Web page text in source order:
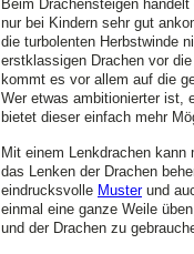
Beim Drachensteigen
nur bei Kindern sehr gut
die turbolenten Herbstwinde
erstklassigen Drachen vor
kommt es vor allem auf die
Wer etwas ambitionierter ist,
bietet dieser einfach mehr
Mit einem Lenkdrachen
das Lenken der Drachen
eindrucksvolle Musterund
einmal eine ganze Weile
und der Drachen zu